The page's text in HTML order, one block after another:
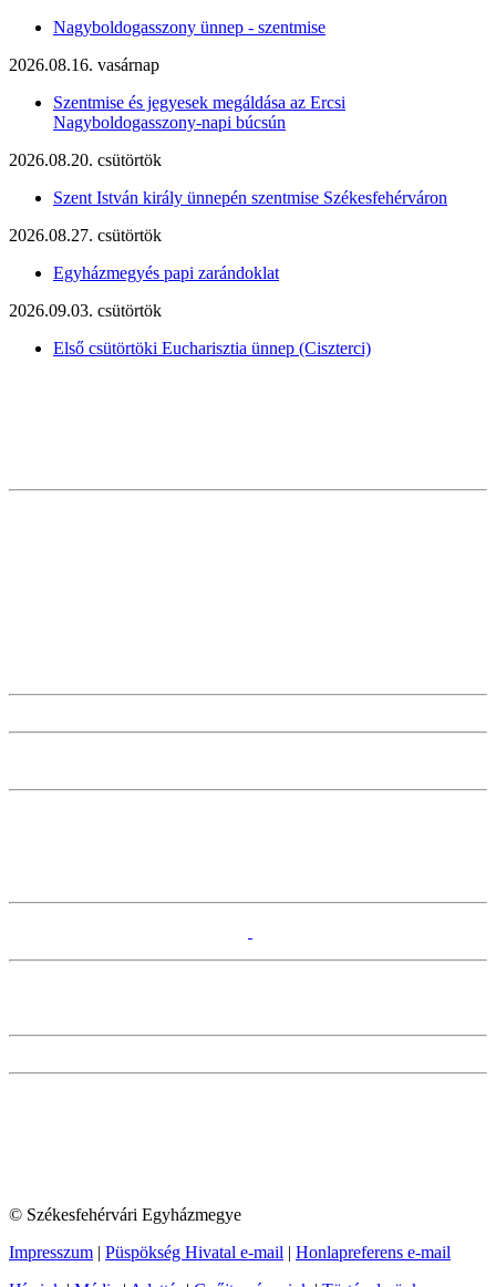
Nagyboldogasszony ünnep - szentmise
2026.08.16. vasárnap
Szentmise és jegyesek megáldása az Ercsi
Nagyboldogasszony-napi búcsún
2026.08.20. csütörtök
Szent István király ünnepén szentmise Székesfehérváron
2026.08.27. csütörtök
Egyházmegyés papi zarándoklat
2026.09.03. csütörtök
Első csütörtöki Eucharisztia ünnep (Ciszterci)
© Székesfehérvári Egyházmegye
Impresszum | Püspökség Hivatal e-mail | Honlapreferens e-mail